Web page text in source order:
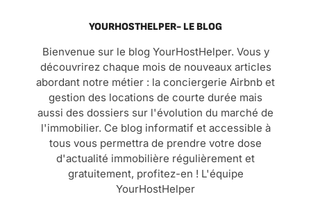
YOURHOSTHELPER- LE BLOG
Bienvenue sur le blog YourHostHelper. Vous y
découvrirez chaque mois de nouveaux articles
abordant notre métier : la conciergerie Airbnb et
gestion des locations de courte durée mais
aussi des dossiers sur l'évolution du marché de
l'immobilier. Ce blog informatif et accessible à
tous vous permettra de prendre votre dose
d'actualité immobilière régulièrement et
gratuitement, profitez-en ! L'équipe
YourHostHelper